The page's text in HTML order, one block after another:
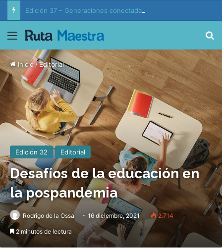
Menú
Inicio/Editorial
Edición 32 Editorial
Desafíos de la educación en
la pospandemia
Rodrigo de la Ossa 16 diciembre, 2021 2.714
2 minutos de lectura